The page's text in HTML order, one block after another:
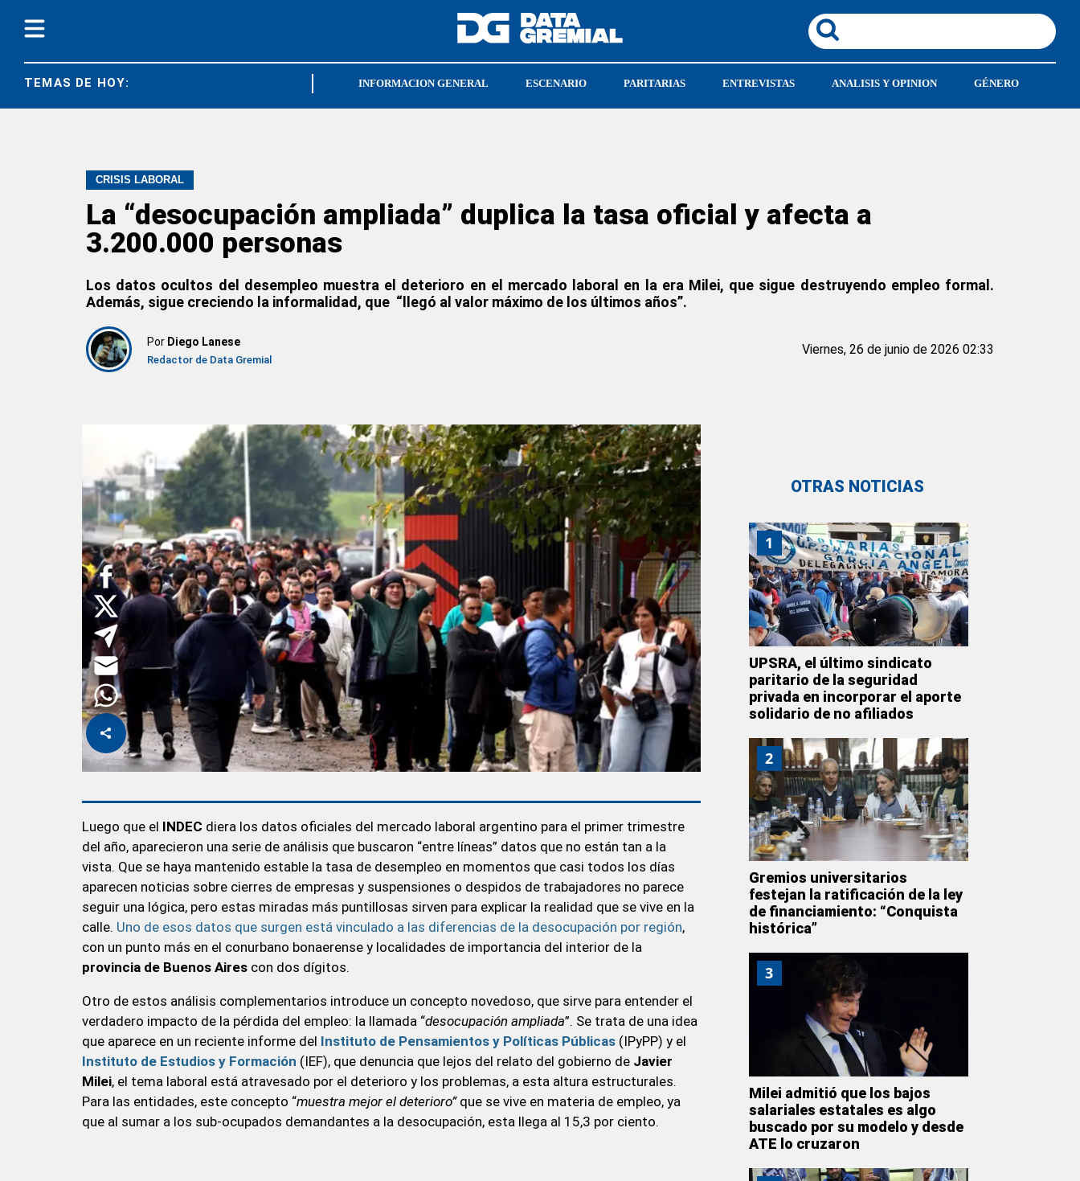
TEMAS DE HOY: ATE NACIONAL ARMANDO CAVALIERI FEDUN
INFORMACION GENERAL ESCENARIO PARITARIAS ENTREVISTAS ANALISIS Y OPINION GÉNERO
CRISIS LABORAL
La “desocupación ampliada” duplica la tasa oficial y afecta a
3.200.000 personas
Los datos ocultos del desempleo muestra el deterioro en el mercado laboral en la era Milei, que sigue destruyendo empleo formal.
Además, sigue creciendo la informalidad, que “llegó al valor máximo de los últimos años”.
Por Diego Lanese
Redactor de Data Gremial
Viernes, 26 de junio de 2026 02:33
Luego que el INDEC diera los datos oficiales del mercado laboral argentino para el primer trimestre
del año, aparecieron una serie de análisis que buscaron “entre líneas” datos que no están tan a la
vista. Que se haya mantenido estable la tasa de desempleo en momentos que casi todos los días
aparecen noticias sobre cierres de empresas y suspensiones o despidos de trabajadores no parece
seguir una lógica, pero estas miradas más puntillosas sirven para explicar la realidad que se vive en la
calle. Uno de esos datos que surgen está vinculado a las diferencias de la desocupación por región,
con un punto más en el conurbano bonaerense y localidades de importancia del interior de la
provincia de Buenos Aires con dos dígitos.
Otro de estos análisis complementarios introduce un concepto novedoso, que sirve para entender el
verdadero impacto de la pérdida del empleo: la llamada “desocupación ampliada”. Se trata de una idea
que aparece en un reciente informe del Instituto de Pensamientos y Políticas Públicas (IPyPP) y el
Instituto de Estudios y Formación (IEF), que denuncia que lejos del relato del gobierno de Javier
Milei, el tema laboral está atravesado por el deterioro y los problemas, a esta altura estructurales.
Para las entidades, este concepto “muestra mejor el deterioro”que se vive en materia de empleo, ya
que al sumar a los sub-ocupados demandantes a la desocupación, esta llega al 15,3 por ciento.
OTRAS NOTICIAS
1
UPSRA, el último sindicato
paritario de la seguridad
privada en incorporar el aporte
solidario de no afiliados
2
Gremios universitarios
festejan la ratificación de la ley
de financiamiento: “Conquista
histórica”
3
Milei admitió que los bajos
salariales estatales es algo
buscado por su modelo y desde
ATE lo cruzaron